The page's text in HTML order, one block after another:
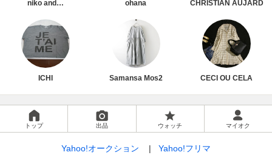
niko and… ohana CHRISTIAN AUJARD
ICHI Samansa Mos2 CECI OU CELA
トップ 出品 ウォッチ マイオク
Yahoo!オークション Yahoo!フリマ